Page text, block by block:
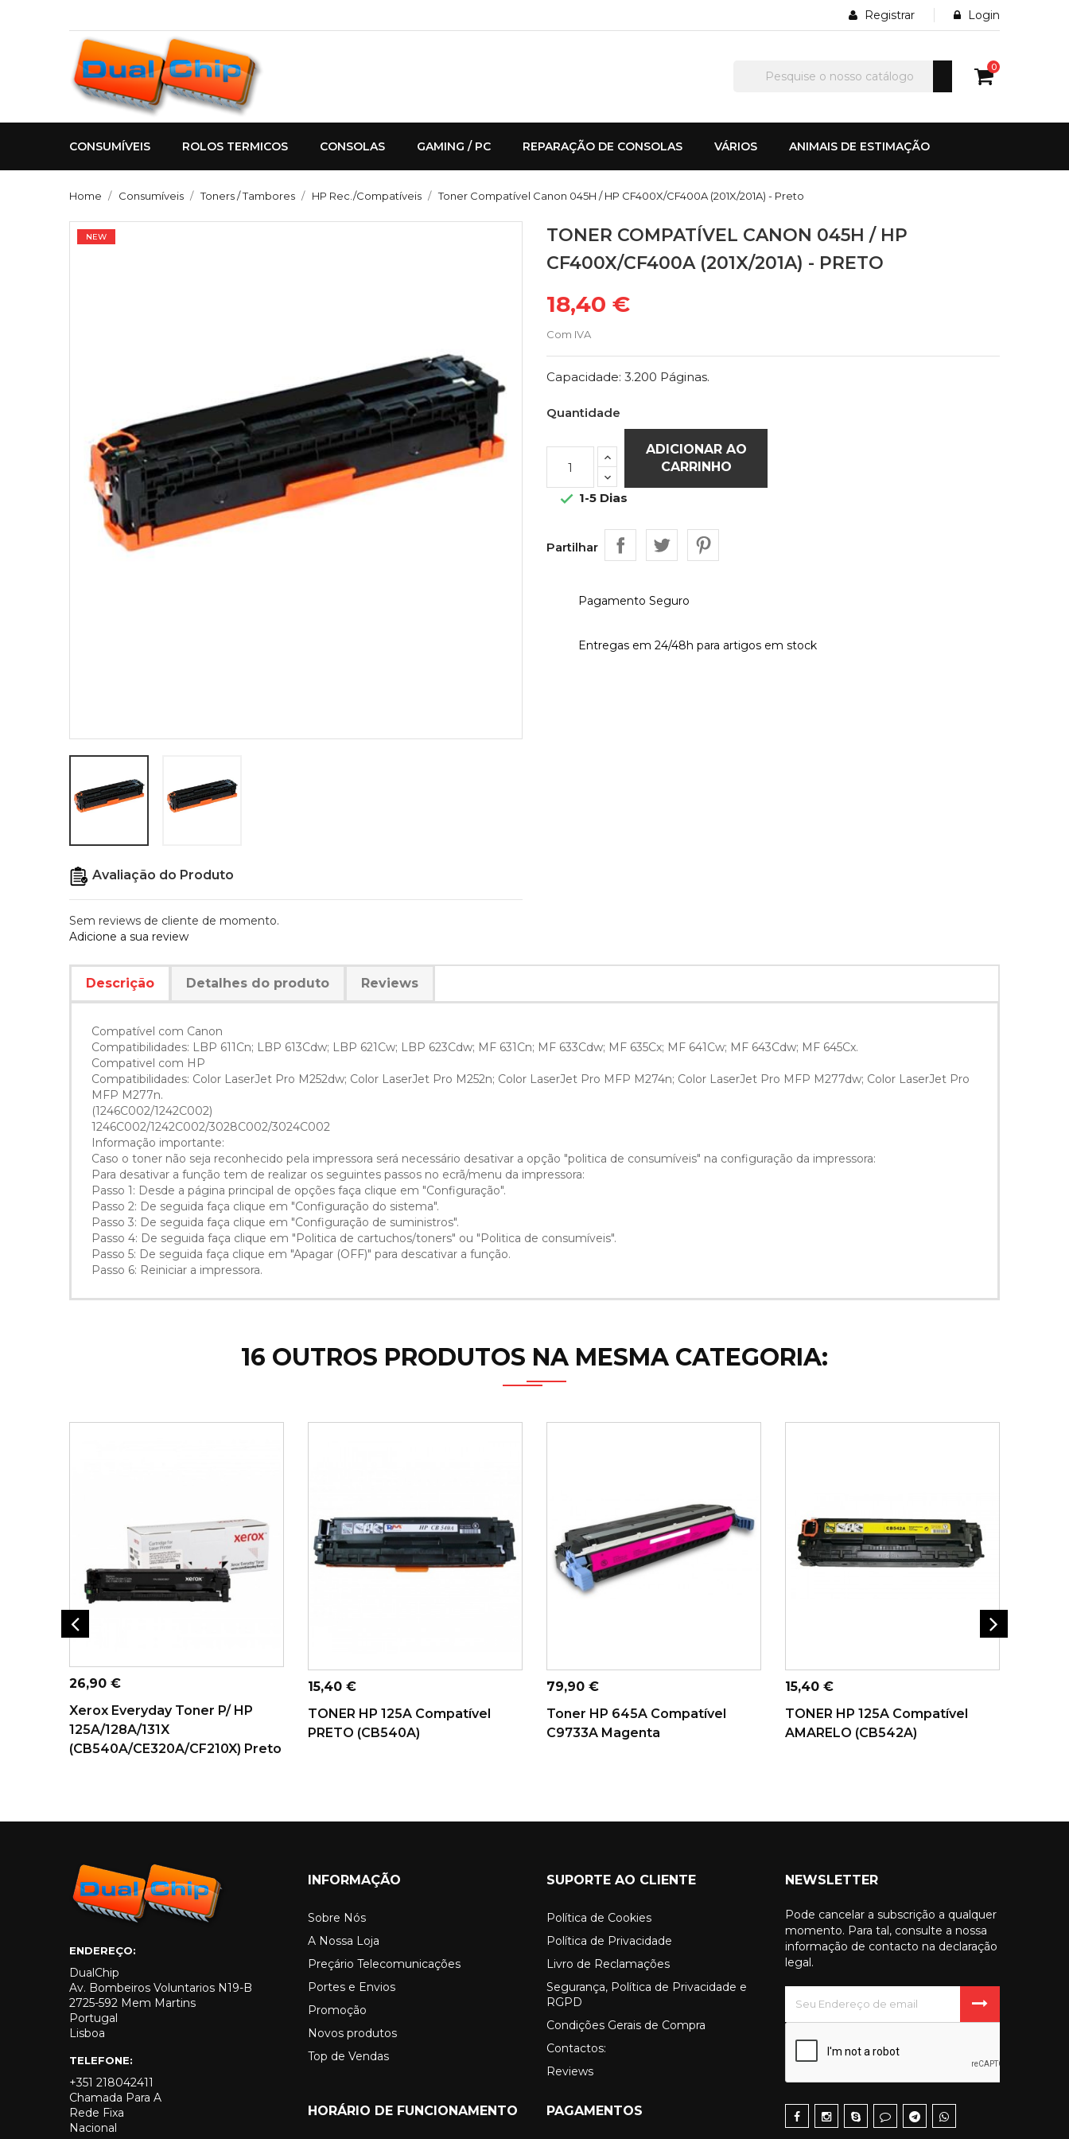
Registrar Login
0
CONSUMÍVEIS ROLOS TERMICOS CONSOLAS GAMING / PC REPARAÇÃO DE CONSOLAS VÁRIOS ANIMAIS DE ESTIMAÇÃO
Home Consumíveis Toners / Tambores HP Rec./Compatíveis Toner Compatível Canon 045H / HP CF400X/CF400A (201X/201A) - Preto
NEW
Avaliação do Produto
Sem reviews de cliente de momento.
Adicione a sua review
TONER COMPATÍVEL CANON 045H / HP
CF400X/CF400A (201X/201A) - PRETO
18,40 €
Com IVA
Capacidade: 3.200 Páginas.
Quantidade
ADICIONAR AO
CARRINHO
 1-5 Dias
Partilhar
Pagamento Seguro
Entregas em 24/48h para artigos em stock
Descrição Detalhes do produto Reviews
Compatível com Canon
Compatibilidades: LBP 611Cn; LBP 613Cdw; LBP 621Cw; LBP 623Cdw; MF 631Cn; MF 633Cdw; MF 635Cx; MF 641Cw; MF 643Cdw; MF 645Cx.
Compativel com HP
Compatibilidades: Color LaserJet Pro M252dw; Color LaserJet Pro M252n; Color LaserJet Pro MFP M274n; Color LaserJet Pro MFP M277dw; Color LaserJet Pro
MFP M277n.
(1246C002/1242C002)
1246C002/1242C002/3028C002/3024C002
Informação importante:
Caso o toner não seja reconhecido pela impressora será necessário desativar a opção "politica de consumíveis" na configuração da impressora:
Para desativar a função tem de realizar os seguintes passos no ecrã/menu da impressora:
Passo 1: Desde a página principal de opções faça clique em "Configuração".
Passo 2: De seguida faça clique em "Configuração do sistema".
Passo 3: De seguida faça clique em "Configuração de suministros".
Passo 4: De seguida faça clique em "Politica de cartuchos/toners" ou "Politica de consumíveis".
Passo 5: De seguida faça clique em "Apagar (OFF)" para descativar a função.
Passo 6: Reiniciar a impressora.
16 OUTROS PRODUTOS NA MESMA CATEGORIA:
CARRINHO
Preço
26,90 €
Xerox Everyday Toner P/ HP
125A/128A/131X
(CB540A/CE320A/CF210X) Preto
CARRINHO
Preço
15,40 €
TONER HP 125A Compatível
PRETO (CB540A)
CARRINHO
Preço
79,90 €
Toner HP 645A Compatível
C9733A Magenta
CARRINHO
Preço
15,40 €
TONER HP 125A Compatível
AMARELO (CB542A)
ENDEREÇO:
DualChip
Av. Bombeiros Voluntarios N19-B
2725-592 Mem Martins
Portugal
Lisboa
TELEFONE:
+351 218042411
Chamada Para A
Rede Fixa
Nacional
INFORMAÇÃO
Sobre Nós
A Nossa Loja
Preçário Telecomunicações
Portes e Envios
Promoção
Novos produtos
Top de Vendas
SUPORTE AO CLIENTE
Política de Cookies
Política de Privacidade
Livro de Reclamações
Segurança, Política de Privacidade e
RGPD
Condições Gerais de Compra
Contactos:
Reviews
HORÁRIO DE FUNCIONAMENTO PAGAMENTOS
NEWSLETTER
Pode cancelar a subscrição a qualquer
momento. Para tal, consulte a nossa
informação de contacto na declaração
legal.